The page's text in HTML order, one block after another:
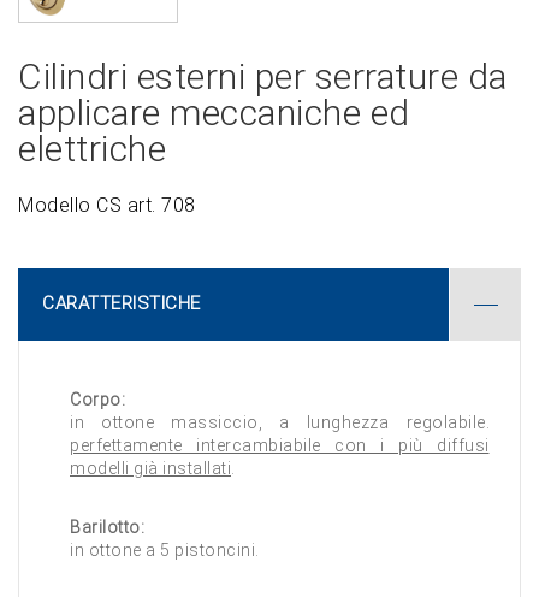
Cilindri esterni per serrature da
applicare meccaniche ed
elettriche
Modello CS art. 708
CARATTERISTICHE
Corpo:
in ottone massiccio, a lunghezza regolabile.
perfettamente intercambiabile con i più diffusi
modelli già installati
Barilotto:
in ottone a 5 pistoncini.